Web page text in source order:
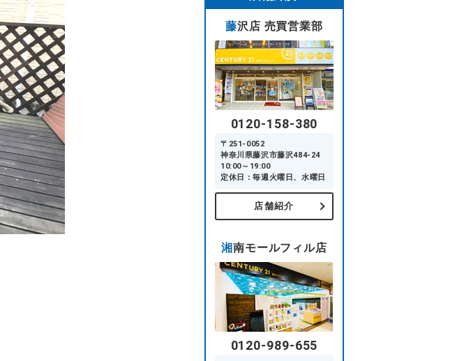
藤沢店 売買営業部
0120-158-380
〒251-0052
神奈川県藤沢市藤沢484-24
10:00～19:00
定休日：毎週火曜日、水曜日
店舗紹介
湘南モールフィル店
0120-989-655